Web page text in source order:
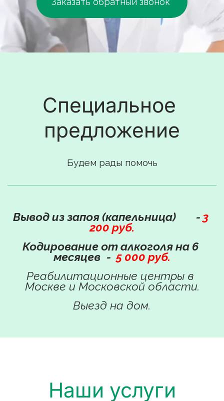
Специальное
предложение
Будем рады помочь
Вывод из запоя (капельница)        - 3
200 руб.
Кодирование от алкоголя на 6
месяцев - 5 000 руб.
Реабилитационные центры в
Москве и Московской области.
Выезд на дом.
Наши услуги